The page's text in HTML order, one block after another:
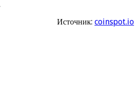
Источник: coinspot.io